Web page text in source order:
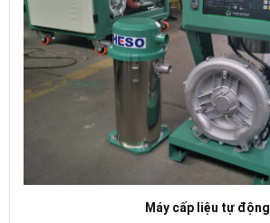
Máy cấp liệu tự động